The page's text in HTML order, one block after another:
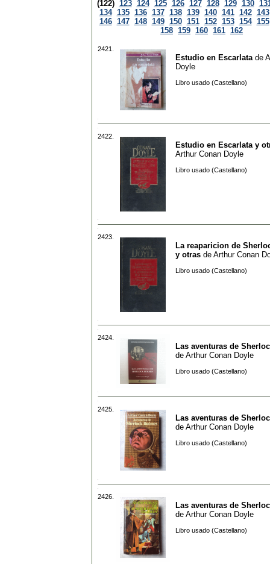
(122) 123 124 125 126 127 128 129 130
134 135 136 137 138 139 140 141 142 143
146 147 148 149 150 151 152 153 154 155
158 159 160 161 162
2421.
Estudio en Escarlata de
Doyle
Libro usado (Castellano)
2422.
Estudio en Escarlata y
Arthur Conan Doyle
Libro usado (Castellano)
2423.
La reaparicion de
y otras de Arthur Conan
Libro usado (Castellano)
2424.
Las aventuras de
de Arthur Conan Doyle
Libro usado (Castellano)
2425.
Las aventuras de
de Arthur Conan Doyle
Libro usado (Castellano)
2426.
Las aventuras de
de Arthur Conan Doyle
Libro usado (Castellano)